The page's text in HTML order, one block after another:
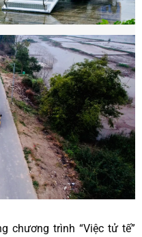
chương trình “Việc tử tế”